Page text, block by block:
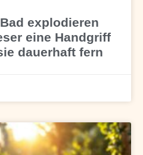
explodieren
eine Handgriff
dauerhaft fern